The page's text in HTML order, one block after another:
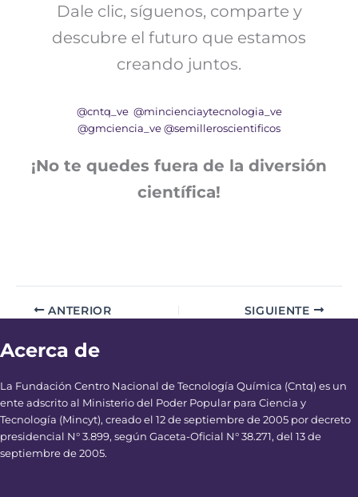
Dale clic, síguenos, comparte y
descubre el futuro que estamos
creando juntos.
@cntq_ve @mincienciaytecnologia_ve
@gmciencia_ve @semilleroscientificos
¡No te quedes fuera de la diversión
científica!
ANTERIOR SIGUIENTE
Acerca de
La Fundación Centro Nacional de Tecnología Química (Cntq) es un
ente adscrito al Ministerio del Poder Popular para Ciencia y
Tecnología (Mincyt), creado el 12 de septiembre de 2005 por decreto
presidencial N° 3.899, según Gaceta-Oficial N° 38.271, del 13 de
septiembre de 2005.